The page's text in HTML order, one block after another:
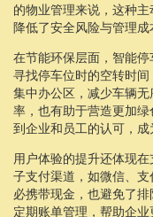
的物业管理来说，这种
降低了安全风险与管理成
在节能环保层面，智能
寻找停车位时的空转时
集中办公区，减少车辆
率，也有助于营造更加
到企业和员工的认可，成
用户体验的提升还体现
子支付渠道，如微信、
必携带现金，也避免了
定期账单管理，帮助企